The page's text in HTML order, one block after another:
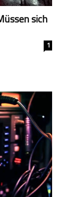
sich
1